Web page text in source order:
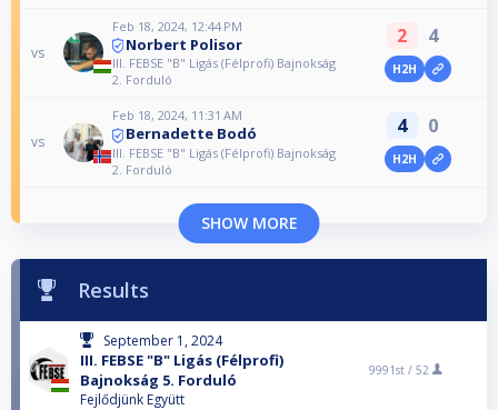
vs
Feb 18, 2024, 12:44 PM
Norbert Polisor
III. FEBSE "B" Ligás (Félprofi) Bajnokság
2. Forduló
2 4
H2H
vs
Feb 18, 2024, 11:31 AM
Bernadette Bodó
III. FEBSE "B" Ligás (Félprofi) Bajnokság
2. Forduló
4 0
H2H
SHOW MORE
Results
September 1, 2024
III. FEBSE "B" Ligás (Félprofi)
Bajnokság 5. Forduló
Fejlődjünk Együtt
9991st / 52